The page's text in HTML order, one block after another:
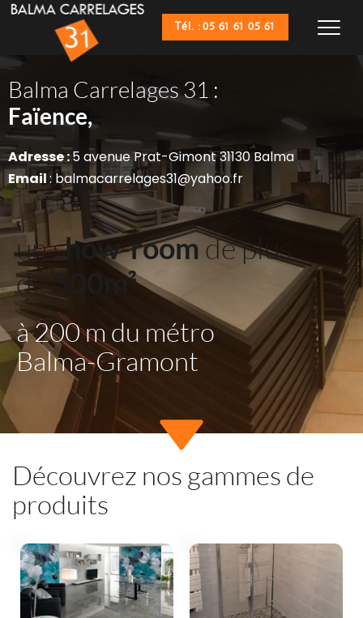
Tél. : 05 61 61 05 61
Balma Carrelages 31 :
Faïence,
Sanitaires,
Adresse : 5 avenue Prat-Gimont 31130 Balma
Email : balmacarrelages31@yahoo.fr
un show-room de plus
de 500m²
à 200 m du métro
Balma-Gramont
Découvrez nos gammes de
produits